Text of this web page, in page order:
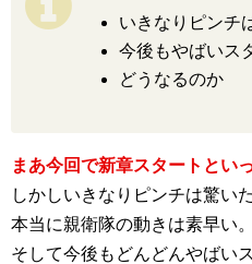
いきなりピンチ
今後もやばいス
どうなるのか
まあ今回で新章スタートとい
しかしいきなりピンチは驚いた
本当に親衛隊の動きは素早い。
そして今後もどんどんやばい